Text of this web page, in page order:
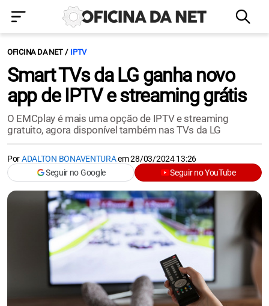
OFICINA DA NET IPTV
Smart TVs da LG ganha novo
app de IPTV e streaming grátis
O EMCplay é mais uma opção de IPTV e streaming
gratuito, agora disponível também nas TVs da LG
PorADALTON BONAVENTURAem28/03/2024 13:26
Seguir no Google
Seguir no YouTube